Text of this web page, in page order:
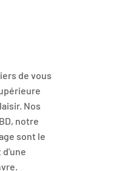
de vous
Nos
notre
sont le